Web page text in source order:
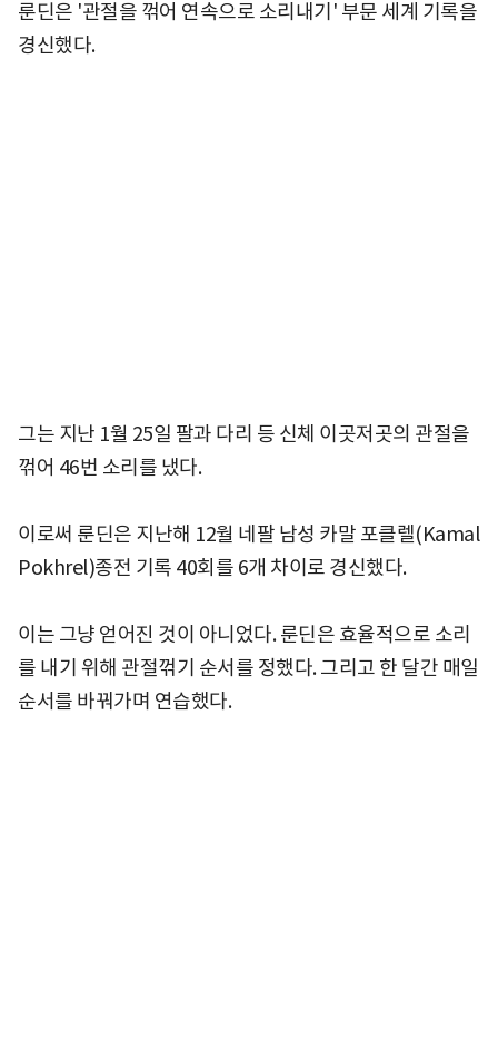
룬딘은 '관절을 꺾어 연속으로 소리내기' 부문 세계 기록을
경신했다.
그는 지난 1월 25일 팔과 다리 등 신체 이곳저곳의 관절을
꺾어 46번 소리를 냈다.
이로써 룬딘은 지난해 12월 네팔 남성 카말 포클렐(Kamal
Pokhrel)종전 기록 40회를 6개 차이로 경신했다.
이는 그냥 얻어진 것이 아니었다. 룬딘은 효율적으로 소리
를 내기 위해 관절꺾기 순서를 정했다. 그리고 한 달간 매일
순서를 바꿔가며 연습했다.